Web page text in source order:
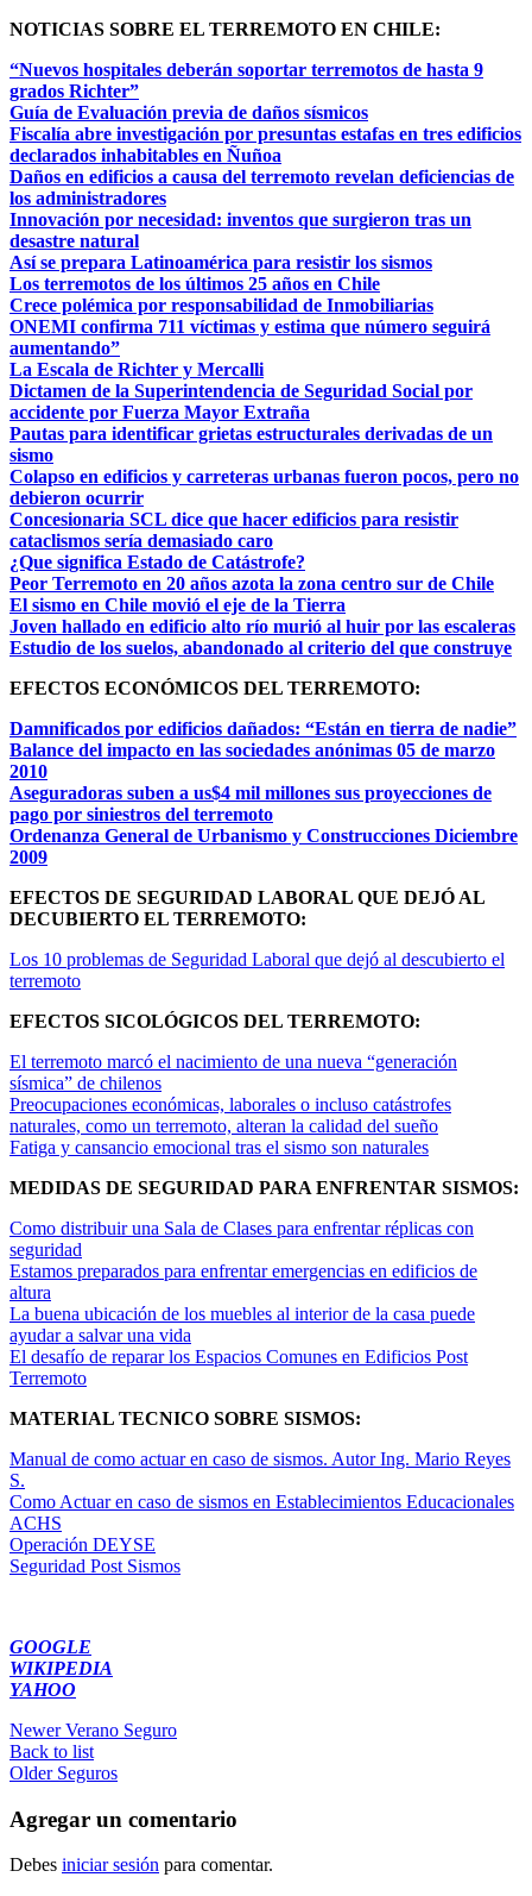
NOTICIAS SOBRE EL TERREMOTO EN CHILE:
“Nuevos hospitales deberán soportar terremotos de hasta 9
grados Richter”
Guía de Evaluación previa de daños sísmicos
Fiscalía abre investigación por presuntas estafas en tres edificios
declarados inhabitables en Ñuñoa
Daños en edificios a causa del terremoto revelan deficiencias de
los administradores
Innovación por necesidad: inventos que surgieron tras un
desastre natural
Así se prepara Latinoamérica para resistir los sismos
Los terremotos de los últimos 25 años en Chile
Crece polémica por responsabilidad de Inmobiliarias
ONEMI confirma 711 víctimas y estima que número seguirá
aumentando”
La Escala de Richter y Mercalli
Dictamen de la Superintendencia de Seguridad Social por
accidente por Fuerza Mayor Extraña
Pautas para identificar grietas estructurales derivadas de un
sismo
Colapso en edificios y carreteras urbanas fueron pocos, pero no
debieron ocurrir
Concesionaria SCL dice que hacer edificios para resistir
cataclismos sería demasiado caro
¿Que significa Estado de Catástrofe?
Peor Terremoto en 20 años azota la zona centro sur de Chile
El sismo en Chile movió el eje de la Tierra
Joven hallado en edificio alto río murió al huir por las escaleras
Estudio de los suelos, abandonado al criterio del que construye
EFECTOS ECONÓMICOS DEL TERREMOTO:
Damnificados por edificios dañados: “Están en tierra de nadie”
Balance del impacto en las sociedades anónimas 05 de marzo
2010
Aseguradoras suben a us$4 mil millones sus proyecciones de
pago por siniestros del terremoto
Ordenanza General de Urbanismo y Construcciones Diciembre
2009
EFECTOS DE SEGURIDAD LABORAL QUE DEJÓ AL
DECUBIERTO EL TERREMOTO:
Los 10 problemas de Seguridad Laboral que dejó al descubierto el
terremoto
EFECTOS SICOLÓGICOS DEL TERREMOTO:
El terremoto marcó el nacimiento de una nueva “generación
sísmica” de chilenos
Preocupaciones económicas, laborales o incluso catástrofes
naturales, como un terremoto, alteran la calidad del sueño
Fatiga y cansancio emocional tras el sismo son naturales
MEDIDAS DE SEGURIDAD PARA ENFRENTAR SISMOS:
Como distribuir una Sala de Clases para enfrentar réplicas con
seguridad
Estamos preparados para enfrentar emergencias en edificios de
altura
La buena ubicación de los muebles al interior de la casa puede
ayudar a salvar una vida
El desafío de reparar los Espacios Comunes en Edificios Post
Terremoto
MATERIAL TECNICO SOBRE SISMOS:
Manual de como actuar en caso de sismos. Autor Ing. Mario Reyes
S.
Como Actuar en caso de sismos en Establecimientos Educacionales
ACHS
Operación DEYSE
Seguridad Post Sismos
GOOGLE
WIKIPEDIA
YAHOO
Newer Verano Seguro
Back to list
Older Seguros
Agregar un comentario
Debes iniciar sesión para comentar.